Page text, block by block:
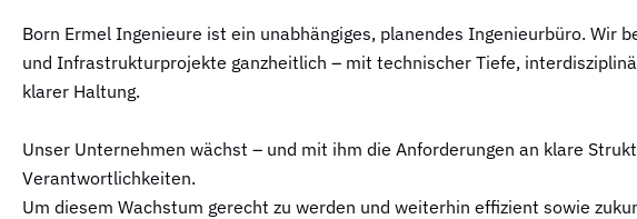
Born Ermel Ingenieure ist ein unabhängiges, planendes Ingenieurbüro. Wir
und Infrastrukturprojekte ganzheitlich – mit technischer Tiefe,
klarer Haltung.
Unser Unternehmen wächst – und mit ihm die Anforderungen an klare
Verantwortlichkeiten.
Um diesem Wachstum gerecht zu werden und weiterhin effizient sowie